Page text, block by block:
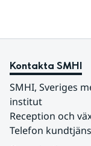
Kontakta SMHI
SMHI, Sveriges
institut
Reception och
Telefon